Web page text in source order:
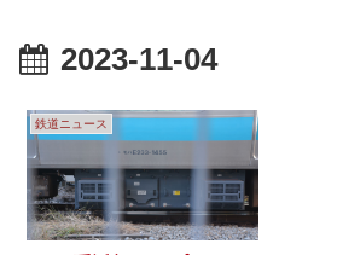
2023-11-04
鉄道ニュース